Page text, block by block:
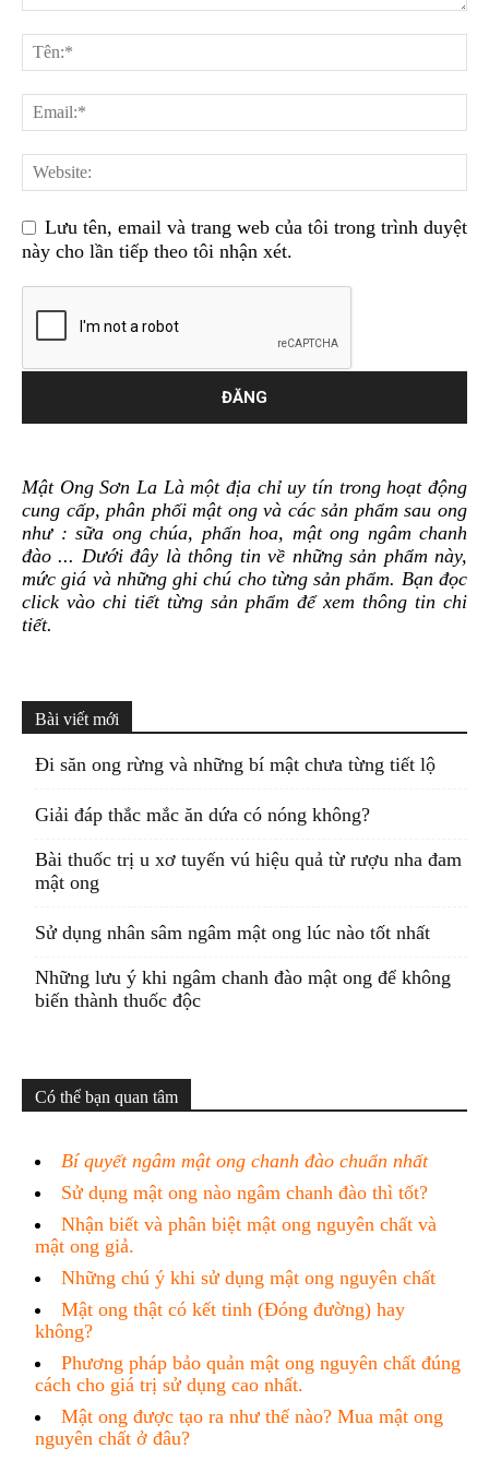
Lưu tên, email và trang web của tôi trong trình duyệt
này cho lần tiếp theo tôi nhận xét.
Mật Ong Sơn La Là một địa chỉ uy tín trong hoạt động
cung cấp, phân phối mật ong và các sản phẩm sau ong
như : sữa ong chúa, phấn hoa, mật ong ngâm chanh
đào ... Dưới đây là thông tin về những sản phẩm này,
mức giá và những ghi chú cho từng sản phẩm. Bạn đọc
click vào chi tiết từng sản phẩm để xem thông tin chi
tiết.
Bài viết mới
Đi săn ong rừng và những bí mật chưa từng tiết lộ
Giải đáp thắc mắc ăn dứa có nóng không?
Bài thuốc trị u xơ tuyến vú hiệu quả từ rượu nha đam
mật ong
Sử dụng nhân sâm ngâm mật ong lúc nào tốt nhất
Những lưu ý khi ngâm chanh đào mật ong để không
biến thành thuốc độc
Có thể bạn quan tâm
Bí quyết ngâm mật ong chanh đào chuẩn nhất
Sử dụng mật ong nào ngâm chanh đào thì tốt?
Nhận biết và phân biệt mật ong nguyên chất và
mật ong giả.
Những chú ý khi sử dụng mật ong nguyên chất
Mật ong thật có kết tinh (Đóng đường) hay
không?
Phương pháp bảo quản mật ong nguyên chất đúng
cách cho giá trị sử dụng cao nhất.
Mật ong được tạo ra như thế nào? Mua mật ong
nguyên chất ở đâu?